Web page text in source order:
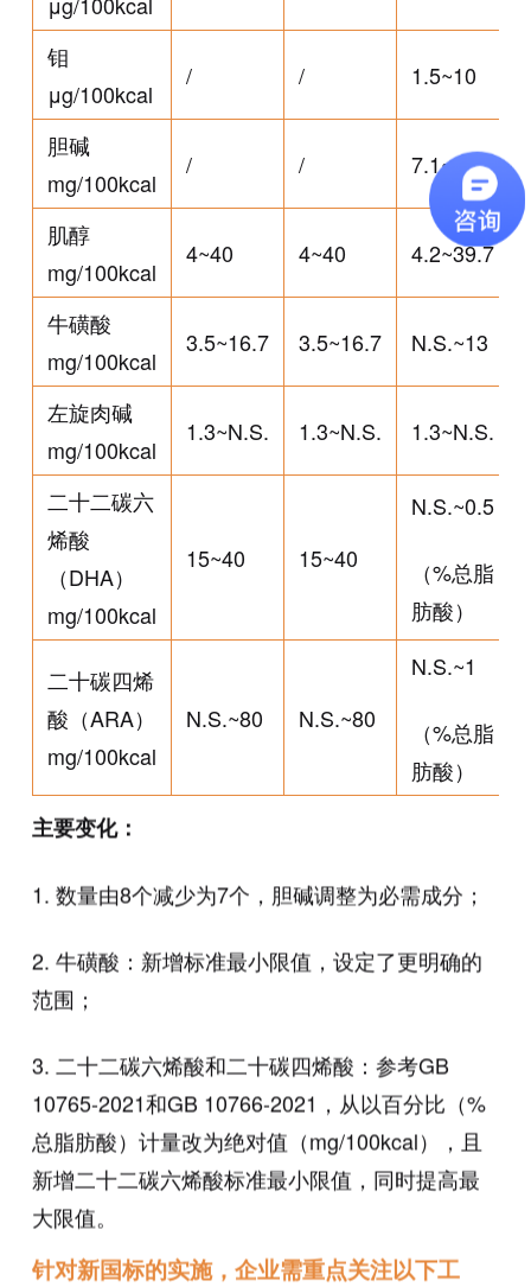
钼
μg/100kcal
/ / 1.5~10
胆碱
mg/100kcal
/ / 7.1~50.2
肌醇
mg/100kcal
4~40 4~40 4.2~39.7
牛磺酸
mg/100kcal
3.5~16.7 3.5~16.7 N.S.~13
左旋肉碱
mg/100kcal
1.3~N.S. 1.3~N.S. 1.3~N.S.
二十二碳六
烯酸
（DHA）
mg/100kcal
15~40 15~40
N.S.~0.5
（%总脂
肪酸）
二十碳四烯
酸（ARA）
mg/100kcal
N.S.~80 N.S.~80
N.S.~1
（%总脂
肪酸）
主要变化：
1. 数量由8个减少为7个，胆碱调整为必需成分；
2. 牛磺酸：新增标准最小限值，设定了更明确的
范围；
3. 二十二碳六烯酸和二十碳四烯酸：参考GB
10765-2021和GB 10766-2021，从以百分比（%
总脂肪酸）计量改为绝对值（mg/100kcal），且
新增二十二碳六烯酸标准最小限值，同时提高最
大限值。
针对新国标的实施，企业需重点关注以下工